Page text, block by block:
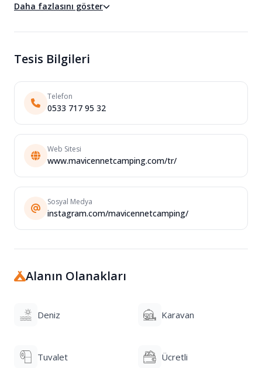
Daha fazlasını göster
Tesis Bilgileri
Telefon
0533 717 95 32
Web Sitesi
www.mavicennetcamping.com/tr/
Sosyal Medya
instagram.com/mavicennetcamping/
Alanın Olanakları
Deniz Karavan
Tuvalet Ücretli